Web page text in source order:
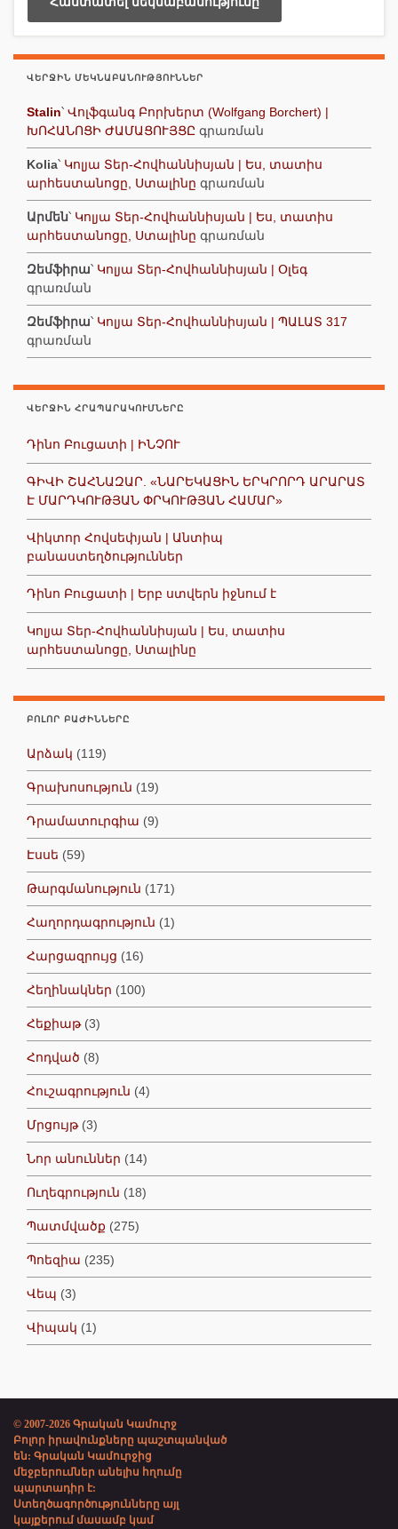
ՎԵՐՋԻՆ ՄԵԿՆԱԲԱՆՈՒԹՅՈՒՆՆԵՐ
Stalin՝ Վոլֆգանգ Բորխերտ (Wolfgang Borchert) |
ԽՈՀԱՆՈՑԻ ԺԱՄԱՑՈՒՅՑԸ գրառման
Kolia՝ Կոլյա Տեր-Հովհաննիսյան | Ես, տատիս
արհեստանոցը, Ստալինը գրառման
Արմեն՝ Կոլյա Տեր-Հովհաննիսյան | Ես, տատիս
արհեստանոցը, Ստալինը գրառման
Զեմֆիրա՝ Կոլյա Տեր-Հովհաննիսյան | Օլեգ
գրառման
Զեմֆիրա՝ Կոլյա Տեր-Հովհաննիսյան | ՊԱԼԱՏ 317
գրառման
ՎԵՐՋԻՆ ՀՐԱՊԱՐԱԿՈՒՄՆԵՐԸ
Դինո Բուցատի | ԻՆՉՈՒ
ԳԻՎԻ ՇԱՀՆԱԶԱՐ. «ՆԱՐԵԿԱՑԻՆ ԵՐԿՐՈՐԴ ԱՐԱՐԱՏ
Է ՄԱՐԴԿՈՒԹՅԱՆ ՓՐԿՈՒԹՅԱՆ ՀԱՄԱՐ»
Վիկտոր Հովսեփյան | Անտիպ
բանաստեղծություններ
Դինո Բուցատի | Երբ ստվերն իջնում է
Կոլյա Տեր-Հովհաննիսյան | Ես, տատիս
արհեստանոցը, Ստալինը
ԲՈԼՈՐ ԲԱԺԻՆՆԵՐԸ
Արձակ (119)
Գրախոսություն (19)
Դրամատուրգիա (9)
Էսսե (59)
Թարգմանություն (171)
Հաղորդագրություն (1)
Հարցազրույց (16)
Հեղինակներ (100)
Հեքիաթ(3)
Հոդված (8)
Հուշագրություն (4)
Մրցույթ(3)
Նոր անուններ (14)
Ուղեգրություն (18)
Պատմվածք (275)
Պոեզիա (235)
Վեպ (3)
Վիպակ (1)
© 2007-2026 Գրական Կամուրջ
Բոլոր իրավունքները պաշտպանված
են: Գրական Կամուրջից
մեջբերումներ անելիս հղումը
պարտադիր է:
Ստեղծագործությունները այլ
կայքերում մասամբ կամ